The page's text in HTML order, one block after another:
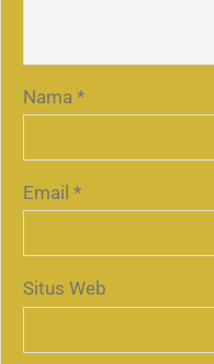
Nama *
Email *
Situs Web